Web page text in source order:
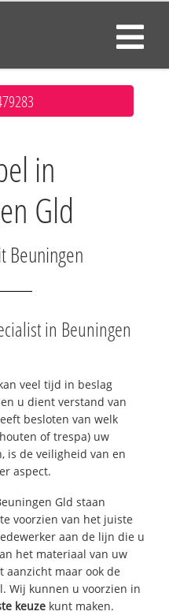
in
Gld
Beuningen
in Beuningen
veel tijd in beslag
u dient verstand van
besloten van welk
of trespa) uw
is de veiligheid van en
aspect.
Gld staan
voorzien van het juiste
aan de lijn die u
het materiaal van uw
aanzicht maar ook de
Wij kunnen u voorzien in
keuze kunt maken.